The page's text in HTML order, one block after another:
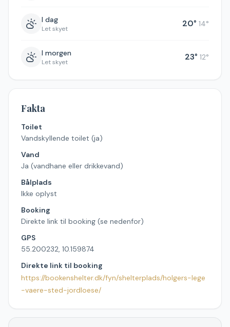
I dag
Let skyet 20° 14°
I morgen
Let skyet 23° 12°
Fakta
Toilet
Vandskyllende toilet (ja)
Vand
Ja (vandhane eller drikkevand)
Bålplads
Ikke oplyst
Booking
Direkte link til booking (se nedenfor)
GPS
55.200232, 10.159874
Direkte link til booking
https://bookenshelter.dk/fyn/shelterplads/holgers-lege
-vaere-sted-jordloese/